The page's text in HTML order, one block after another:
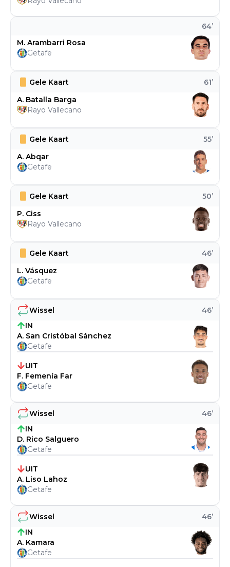
Wissel 46’
IN
A. Kamara
Getafe
Wissel 46’
IN
D. Rico Salguero
Getafe
UIT
A. Liso Lahoz
Getafe
Wissel 46’
IN
A. San Cristóbal Sánchez
Getafe
UIT
F. Femenía Far
Getafe
Gele Kaart 46’
L. Vásquez
Getafe
Gele Kaart 50’
P. Ciss
Rayo Vallecano
Gele Kaart 55’
A. Abqar
Getafe
Gele Kaart 61’
A. Batalla Barga
Rayo Vallecano
64’
M. Arambarri Rosa
Getafe